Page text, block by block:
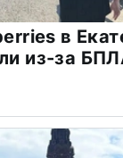
в
из-за